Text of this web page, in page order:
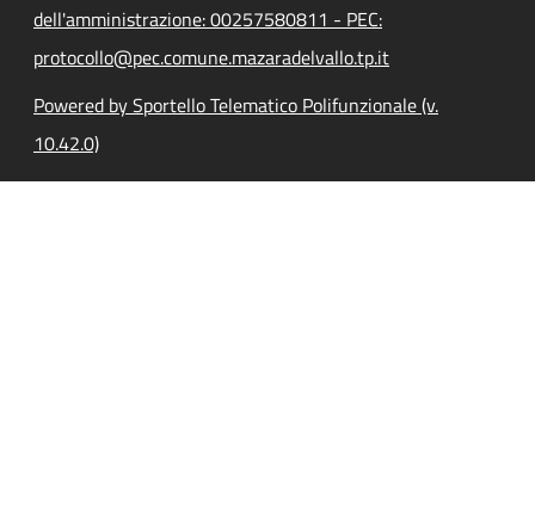
dell'amministrazione: 00257580811 - PEC:
protocollo@pec.comune.mazaradelvallo.tp.it
Powered by Sportello Telematico Polifunzionale (v.
10.42.0)